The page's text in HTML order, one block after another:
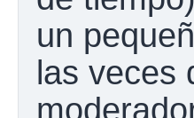
un
las veces